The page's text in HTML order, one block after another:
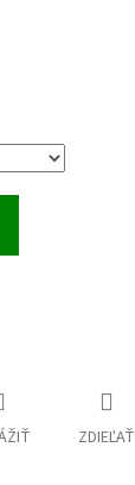
ZDIEĽAŤ